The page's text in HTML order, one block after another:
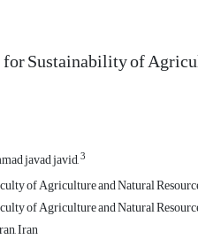
Sustainability of
javad javid,3
of Agriculture and Natural
of Agriculture and Natural
Iran